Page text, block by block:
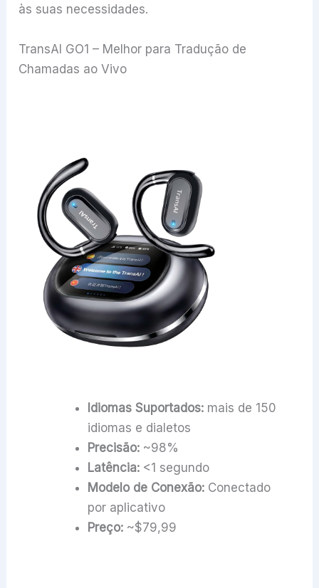
às suas necessidades.
TransAI GO1 – Melhor para Tradução de
Chamadas ao Vivo
Idiomas Suportados:mais de 150
idiomas e dialetos
Precisão:~98%
Latência:<1 segundo
Modelo de Conexão:Conectado
por aplicativo
Preço:~$79,99